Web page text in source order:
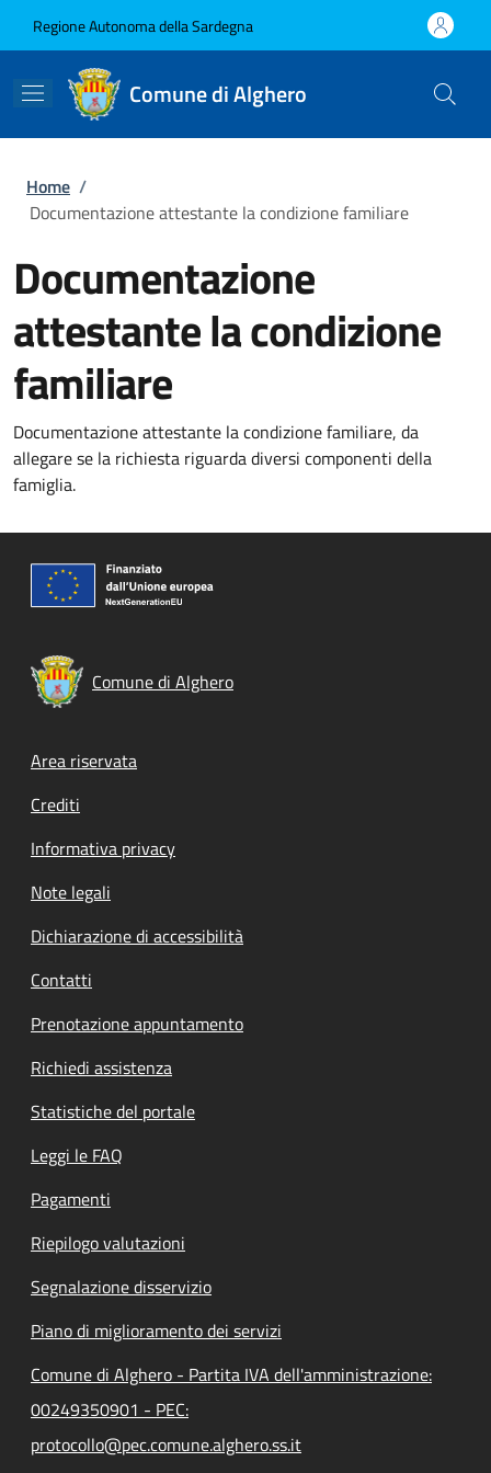
Regione Autonoma della Sardegna
Comune di Alghero
Briciole di pane
Home /
Documentazione attestante la condizione familiare
Documentazione
attestante la condizione
familiare
Documentazione attestante la condizione familiare, da
allegare se la richiesta riguarda diversi componenti della
famiglia.
Comune di Alghero
Footer menu
Area riservata
Crediti
Informativa privacy
Note legali
Dichiarazione di accessibilità
Contatti
Prenotazione appuntamento
Richiedi assistenza
Statistiche del portale
Leggi le FAQ
Pagamenti
Riepilogo valutazioni
Segnalazione disservizio
Piano di miglioramento dei servizi
Comune di Alghero - Partita IVA dell'amministrazione:
00249350901 - PEC:
protocollo@pec.comune.alghero.ss.it